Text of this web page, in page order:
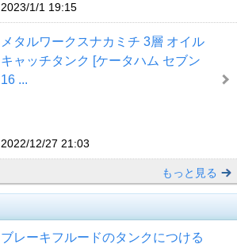
2023/1/1 19:15
メタルワークスナカミチ 3層 オイル
キャッチタンク [ケータハム セブン
16 ...
2022/12/27 21:03
もっと見る
ブレーキフルードのタンクにつける